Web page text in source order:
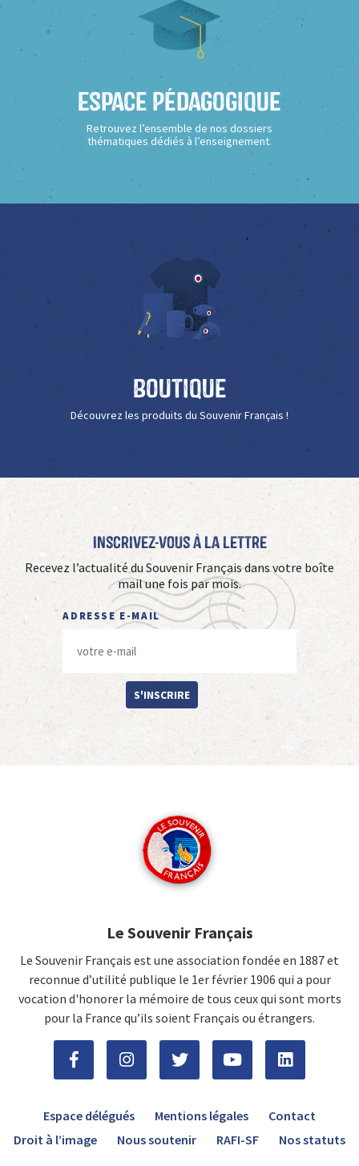
Espace Pédagogique
Retrouvez l’ensemble de nos dossiers
thématiques dédiés à l’enseignement.
Boutique
Découvrez les produits du Souvenir Français !
Inscrivez-vous à La Lettre
Recevez l’actualité du Souvenir Français dans votre boîte
mail une fois par mois.
ADRESSE E-MAIL
S'INSCRIRE
Le Souvenir Français
Le Souvenir Français est une association fondée en 1887 et
reconnue d’utilité publique le 1er février 1906 qui a pour
vocation d'honorer la mémoire de tous ceux qui sont morts
pour la France qu’ils soient Français ou étrangers.
Espace délégués Mentions légales
Contact
Droit à l’image
Nous soutenir RAFI-SF Nos statuts